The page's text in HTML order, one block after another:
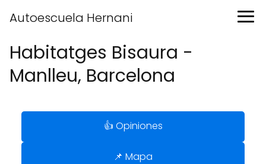
Autoescuela Hernani
Habitatges Bisaura -
Manlleu, Barcelona
👍 Opiniones
📌 Mapa